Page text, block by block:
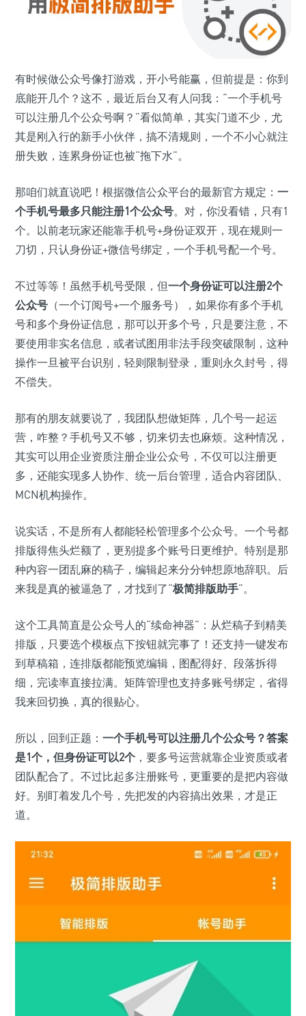
有时候做公众号像打游戏，开小号能赢，但前提是：你到
底能开几个？这不，最近后台又有人问我：“一个手机号
可以注册几个公众号啊？”看似简单，其实门道不少，尤
其是刚入行的新手小伙伴，搞不清规则，一个不小心就注
册失败，连累身份证也被“拖下水”。
那咱们就直说吧！根据微信公众平台的最新官方规定： 一
个手机号最多只能注册1个公众号。对，你没看错，只有1
个。以前老玩家还能靠手机号+身份证双开，现在规则一
刀切，只认身份证+微信号绑定，一个手机号配一个号。
不过等等！虽然手机号受限，但一个身份证可以注册2个
公众号 （一个订阅号+一个服务号），如果你有多个手机
号和多个身份证信息，那可以开多个号，只是要注意，不
要使用非实名信息，或者试图用非法手段突破限制，这种
操作一旦被平台识别，轻则限制登录，重则永久封号，得
不偿失。
那有的朋友就要说了，我团队想做矩阵，几个号一起运
营，咋整？手机号又不够，切来切去也麻烦。这种情况，
其实可以用企业资质注册企业公众号，不仅可以注册更
多，还能实现多人协作、统一后台管理，适合内容团队、
MCN机构操作。
说实话，不是所有人都能轻松管理多个公众号。一个号都
排版得焦头烂额了，更别提多个账号日更维护。特别是那
种内容一团乱麻的稿子，编辑起来分分钟想原地辞职。后
来我是真的被逼急了，才找到了“极简排版助手”。
这个工具简直是公众号人的“续命神器”：从烂稿子到精美
排版，只要选个模板点下按钮就完事了！还支持一键发布
到草稿箱，连排版都能预览编辑，图配得好、段落拆得
细，完读率直接拉满。矩阵管理也支持多账号绑定，省得
我来回切换，真的很贴心。
所以，回到正题： 一个手机号可以注册几个公众号？答案
是1个，但身份证可以2个 ，要多号运营就靠企业资质或者
团队配合了。不过比起多注册账号，更重要的是把内容做
好。别盯着发几个号，先把发的内容搞出效果，才是正
道。